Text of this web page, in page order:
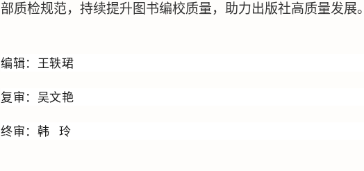
部质检规范，持续提升图书编校质量，助力出版社高质量发展。
编辑：王轶珺
复审：吴文艳
终审：韩 玲